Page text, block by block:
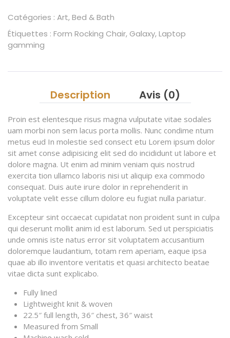
Catégories : Art,Bed & Bath
Étiquettes : Form Rocking Chair, Galaxy,Laptop
gamming
Description Avis (0)
Proin est elentesque risus magna vulputate vitae sodales
uam morbi non sem lacus porta mollis. Nunc condime ntum
metus eud In molestie sed consect etu Lorem ipsum dolor
sit amet conse adipisicing elit sed do incididunt ut labore et
dolore magna. Ut enim ad minim veniam quis nostrud
exercita tion ullamco laboris nisi ut aliquip exa commodo
consequat. Duis aute irure dolor in reprehenderit in
voluptate velit esse cillum dolore eu fugiat nulla pariatur.
Excepteur sint occaecat cupidatat non proident sunt in culpa
qui deserunt mollit anim id est laborum. Sed ut perspiciatis
unde omnis iste natus error sit voluptatem accusantium
doloremque laudantium, totam rem aperiam, eaque ipsa
quae ab illo inventore veritatis et quasi architecto beatae
vitae dicta sunt explicabo.
Fully lined
Lightweight knit & woven
22.5″ full length, 36″ chest, 36″ waist
Measured from Small